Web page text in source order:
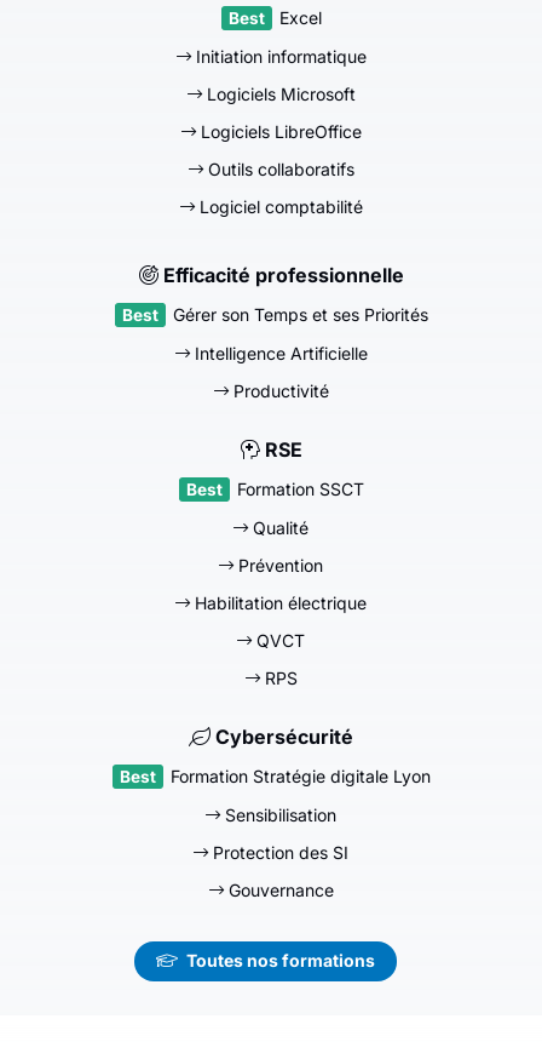
Excel
Initiation informatique
Logiciels Microsoft
Logiciels LibreOffice
Outils collaboratifs
Logiciel comptabilité
Efficacité professionnelle
Gérer son Temps et ses Priorités
Intelligence Artificielle
Productivité
RSE
Formation SSCT
Qualité
Prévention
Habilitation électrique
QVCT
RPS
Cybersécurité
Formation Stratégie digitale Lyon
Sensibilisation
Protection des SI
Gouvernance
Toutes nos formations